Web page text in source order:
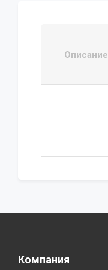
Описание
Компания